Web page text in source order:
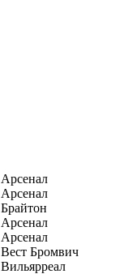
Арсенал
Арсенал
Брайтон
Арсенал
Арсенал
Вест Бромвич
Вильярреал